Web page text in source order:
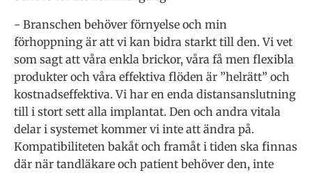
­- Branschen behöver förnyelse och min
förhoppning är att vi kan bidra starkt till den. Vi vet
som sagt att våra enkla brickor, våra få men flexibla
produkter och våra effektiva flöden är ”helrätt” och
kostnadseffektiva. Vi har en enda distansanslutning
till i stort sett alla implantat. Den och andra vitala
delar i systemet kommer vi inte att ändra på.
Kompatibiliteten bakåt och framåt i tiden ska finnas
där när tandläkare och patient behöver den, inte